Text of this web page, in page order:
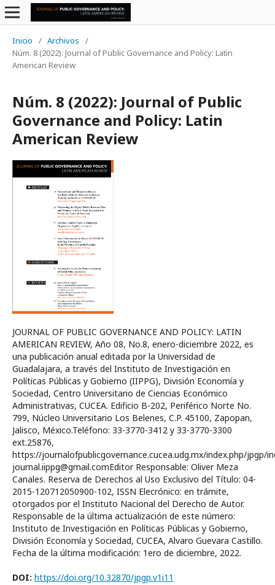
Inicio / Archivos
/
Núm. 8 (2022): Journal of Public Governance and Policy: Latin
American Review
Núm. 8 (2022): Journal of Public
Governance and Policy: Latin
American Review
JOURNAL OF PUBLIC GOVERNANCE AND POLICY: LATIN
AMERICAN REVIEW, Año 08, No.8, enero-diciembre 2022, es
una publicación anual editada por la Universidad de
Guadalajara, a través del Instituto de Investigación en
Políticas Públicas y Gobierno (IIPPG), División Economía y
Sociedad, Centro Universitario de Ciencias Económico
Administrativas, CUCEA. Edificio B-202, Periférico Norte No.
799, Núcleo Universitario Los Belenes, C.P. 45100, Zapopan,
Jalisco, México.Teléfono: 33-3770-3412 y 33-3770-3300
ext.25876,
https://journalofpublicgovernance.cucea.udg.mx/index.php/jpgp/
journal.iippg@gmail.comEditor Responsable: Oliver Meza
Canales. Reserva de Derechos al Uso Exclusivo del Título: 04-
2015-120712050900-102, ISSN Elecrónico: en trámite,
otorgados por el Instituto Nacional del Derecho de Autor.
Responsable de la última actualización de este número:
Instituto de Investigación en Políticas Públicas y Gobierno,
División Economía y Sociedad, CUCEA, Alvaro Guevara Castillo.
Fecha de la última modificación: 1ero de diciembre, 2022.
DOI: https://doi.org/10.32870/jpgp.v1i11